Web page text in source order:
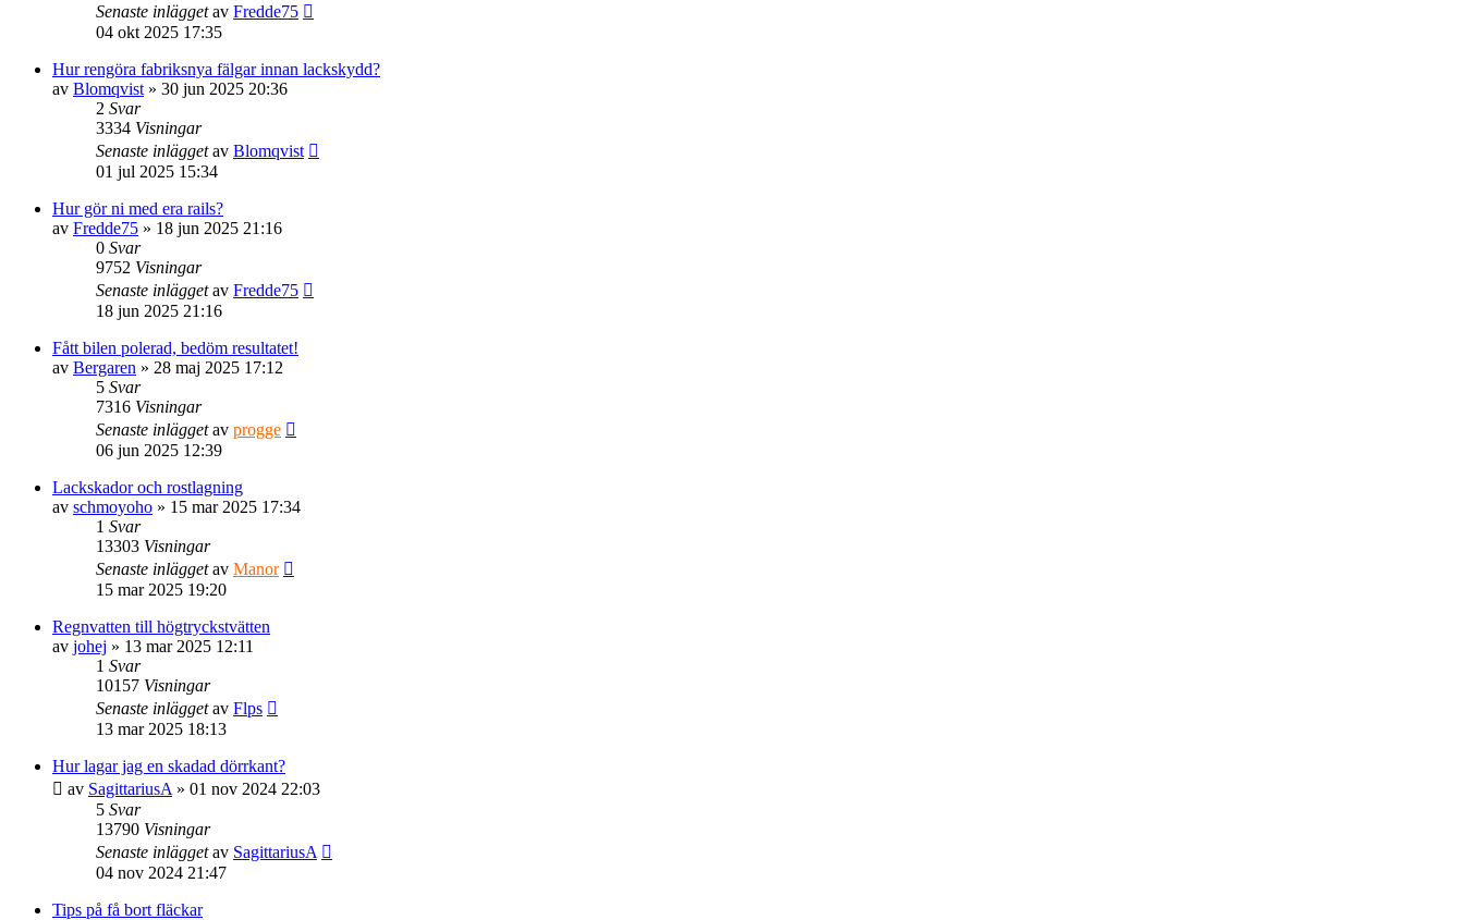
Senaste inläggetav Fredde75
04 okt 2025 17:35
Hur rengöra fabriksnya fälgar innan lackskydd?
av Blomqvist » 30 jun 2025 20:36
2 Svar
3334 Visningar
Senaste inläggetav Blomqvist
01 jul 2025 15:34
Hur gör ni med era rails?
av Fredde75 » 18 jun 2025 21:16
0 Svar
9752 Visningar
Senaste inläggetav Fredde75
18 jun 2025 21:16
Fått bilen polerad, bedöm resultatet!
av Bergaren » 28 maj 2025 17:12
5 Svar
7316 Visningar
Senaste inläggetav progge
06 jun 2025 12:39
Lackskador och rostlagning
av schmoyoho » 15 mar 2025 17:34
1 Svar
13303 Visningar
Senaste inläggetav Manor
15 mar 2025 19:20
Regnvatten till högtryckstvätten
av johej » 13 mar 2025 12:11
1 Svar
10157 Visningar
Senaste inläggetav Flps
13 mar 2025 18:13
Hur lagar jag en skadad dörrkant?
av SagittariusA » 01 nov 2024 22:03
5 Svar
13790 Visningar
Senaste inläggetav SagittariusA
04 nov 2024 21:47
Tips på få bort fläckar